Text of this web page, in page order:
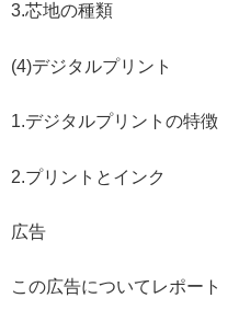
3.芯地の種類
(4)デジタルプリント
1.デジタルプリントの特徴
2.プリントとインク
広告
この広告についてレポート